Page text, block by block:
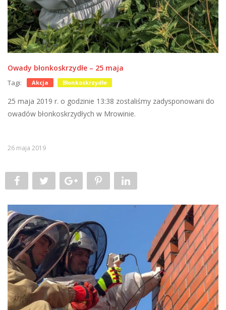
Owady błonkoskrzydłe – 25 maja
Tagi: Akcja Błonkoskrzydłe
25 maja 2019 r. o godzinie 13:38 zostaliśmy zadysponowani do
owadów błonkoskrzydłych w Mrowinie.
26 maja 2019